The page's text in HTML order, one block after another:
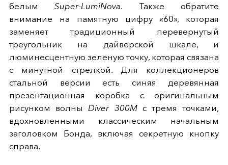
белымSuper-LumiNova. Также обратите
внимание на памятную цифру «60», которая
заменяет традиционный перевернутый
треугольник на дайверской шкале, и
люминесцентную зеленую точку, которая связана
с минутной стрелкой. Для коллекционеров
стальной версии есть синяя деревянная
презентационная коробка с оригинальным
рисунком волны Diver 300Mс тремя точками,
вдохновленными классическим начальным
заголовком Бонда, включая секретную кнопку
справа.